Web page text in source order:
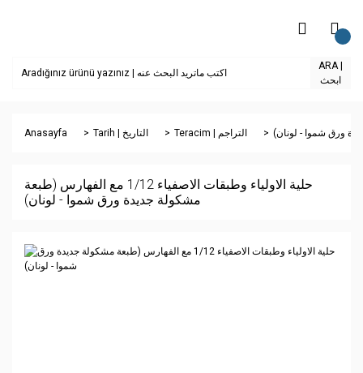
ARA |
ابحث
Anasayfa Tarih | التاريخ Teracim | التراجم
حلية الاولياء وطبقات الاصفياء 1/12 مع الفهارس (طبعة
مشكولة جديدة ورق شموا - لونان)